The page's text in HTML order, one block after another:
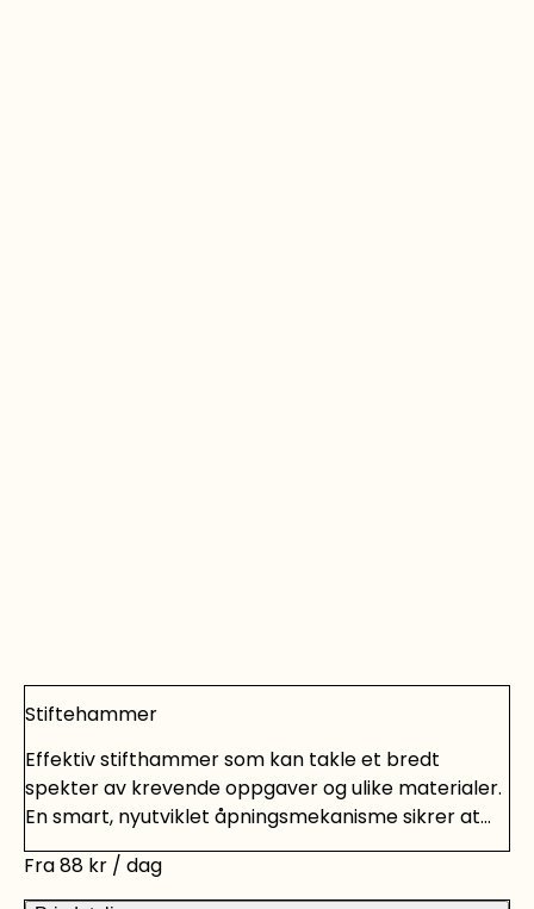
Stiftehammer
Effektiv stifthammer som kan takle et bredt
spekter av krevende oppgaver og ulike materialer.
En smart, nyutviklet åpningsmekanisme sikrer at
ingen deler kan falle ut ved etterfylling av stifter.
Trenger du leie verktøy og maskiner til andre
prosjekter? Vi har verktøyutleie med alt det du
Fra88 kr / dag